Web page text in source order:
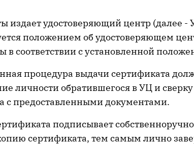
издает удостоверяющий центр (далее
положением об удостоверяющем
в соответствии с установленной
процедура выдачи сертификата
личности обратившегося в УЦ и
с предоставленными документами.
подписывает
сертификата, тем самым лично